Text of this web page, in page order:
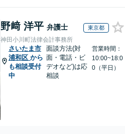
野﨑 洋平 弁護士 東京都
神田小川町法律会計事務所
さいたま市
浦和区 から
も相談受付
中
面談方法(対
面・電話・ビ
デオなど)は応
相談
営業時間：
10:00~18:0
0（平日）